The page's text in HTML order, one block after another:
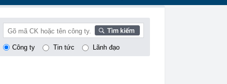
Công ty Tin tức Lãnh đạo